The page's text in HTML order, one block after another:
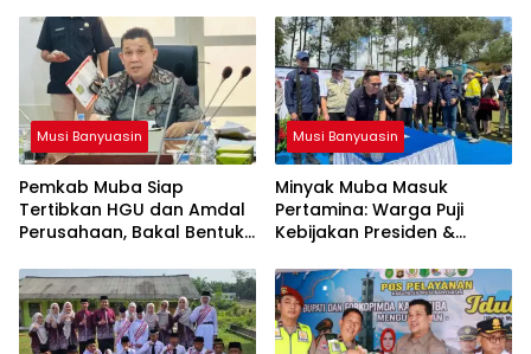
GEP
Kemenag RI
Musi Banyuasin
Pemkab Muba Siap
Tertibkan HGU dan Amdal
Perusahaan, Bakal Bentuk
Musi Banyuasin
Minyak Muba Masuk
Pertamina: Warga Puji
Kebijakan Presiden &